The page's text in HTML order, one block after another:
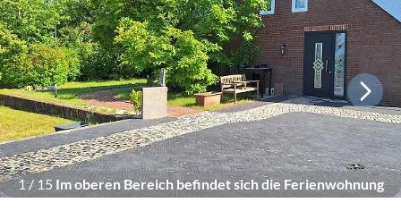
1/ 15Im oberen Bereich befindet sich die Ferienwohnung